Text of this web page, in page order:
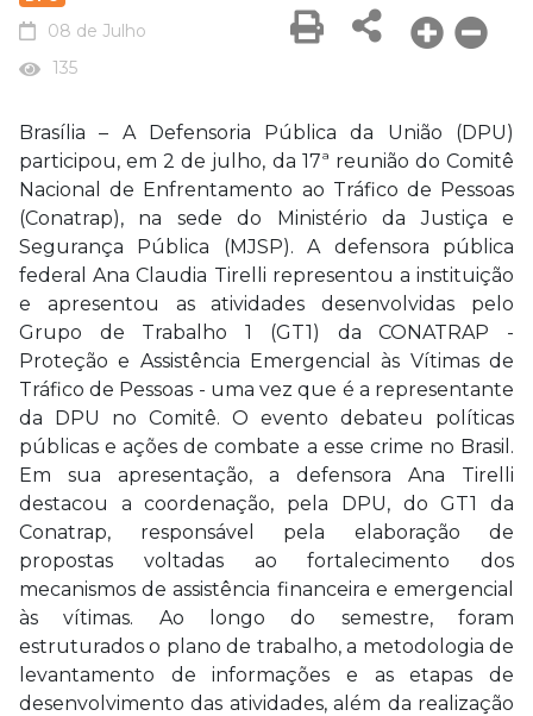
08 de Julho
135
Brasília – A Defensoria Pública da União (DPU)
participou, em 2 de julho, da 17ª reunião do Comitê
Nacional de Enfrentamento ao Tráfico de Pessoas
(Conatrap), na sede do Ministério da Justiça e
Segurança Pública (MJSP). A defensora pública
federal Ana Claudia Tirelli representou a instituição
e apresentou as atividades desenvolvidas pelo
Grupo de Trabalho 1 (GT1) da CONATRAP -
Proteção e Assistência Emergencial às Vítimas de
Tráfico de Pessoas - uma vez que é a representante
da DPU no Comitê. O evento debateu políticas
públicas e ações de combate a esse crime no Brasil.
Em sua apresentação, a defensora Ana Tirelli
destacou a coordenação, pela DPU, do GT1 da
Conatrap, responsável pela elaboração de
propostas voltadas ao fortalecimento dos
mecanismos de assistência financeira e emergencial
às vítimas. Ao longo do semestre, foram
estruturados o plano de trabalho, a metodologia de
levantamento de informações e as etapas de
desenvolvimento das atividades, além da realização